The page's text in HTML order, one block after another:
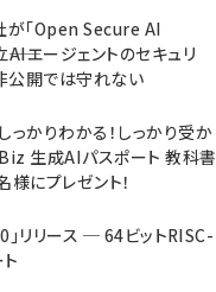
「Open Secure AI
エージェントのセキュリ
公開では守れない
かりわかる！しっかり受か
Biz 生成AIパスポート 教科書
様にプレゼント！
」リリース ─ 64ビットRISC-